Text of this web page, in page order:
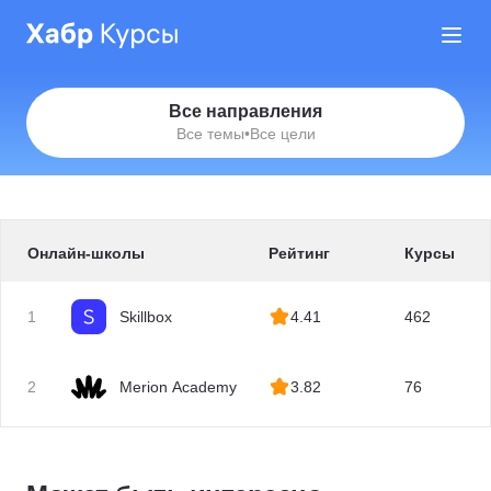
Все направления
Все темы•Все цели
Онлайн-школы Рейтинг Курсы
1 Skillbox 4.41 462
2 Merion Academy 3.82 76